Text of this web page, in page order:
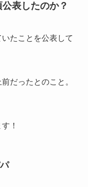
表したのか？
たことを公表して
だったとのこと。
！